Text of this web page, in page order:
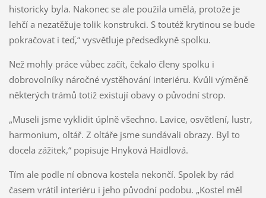
historicky byla. Nakonec se ale použila umělá, protože je
lehčí a nezatěžuje tolik konstrukci. S toutéž krytinou se bude
pokračovat i teď,“ vysvětluje předsedkyně spolku.
Než mohly práce vůbec začít, čekalo členy spolku i
dobrovolníky náročné vystěhování interiéru. Kvůli výměně
některých trámů totiž existují obavy o původní strop.
„Museli jsme vyklidit úplně všechno. Lavice, osvětlení, lustr,
harmonium, oltář. Z oltáře jsme sundávali obrazy. Byl to
docela zážitek,“ popisuje Hnyková Haidlová.
Tím ale podle ní obnova kostela nekončí. Spolek by rád
časem vrátil interiéru i jeho původní podobu. „Kostel měl